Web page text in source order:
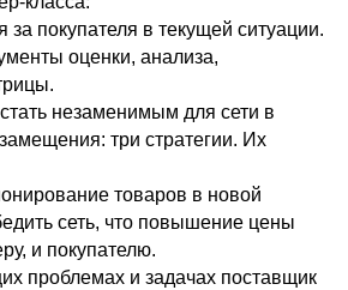
за покупателя в текущей ситуации.
оценки, анализа,
незаменимым для сети в
три стратегии. Их
товаров в новой
сеть, что повышение цены
и покупателю.
проблемах и задачах поставщик